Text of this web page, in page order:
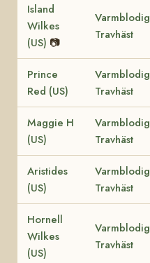
Island
Wilkes
(US) 📷
Varmblodig
Travhäst
Prince
Red (US)
Varmblodig
Travhäst
Maggie H
(US)
Varmblodig
Travhäst
Aristides
(US)
Varmblodig
Travhäst
Hornell
Wilkes
(US)
Varmblodig
Travhäst